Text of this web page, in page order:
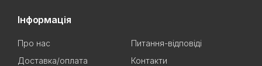
Інформація
Про нас
Питання-відповіді
Доставка/оплата
Контакти